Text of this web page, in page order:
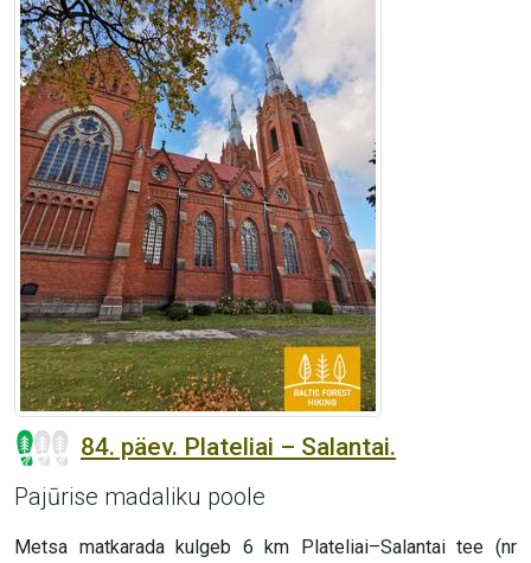
84. päev. Plateliai – Salantai.
Pajūrise madaliku poole
Metsa matkarada kulgeb 6 km Plateliai–Salantai tee (nr